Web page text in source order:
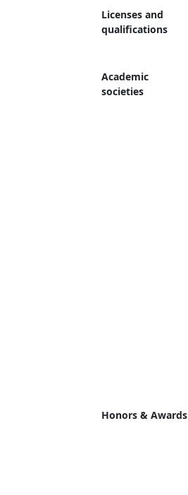
Licenses and
qualifications
Academic
societies
Honors & Awards